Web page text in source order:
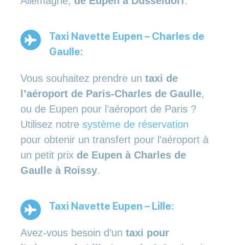
Taxi Navette Eupen – Charles de
Gaulle:
Vous souhaitez prendre un taxi de
l’aéroport de Paris-Charles de Gaulle,
ou de Eupen pour l’aéroport de Paris ?
Utilisez notre système de réservation
pour obtenir un transfert pour l’aéroport à
un petit prix de Eupen à Charles de
Gaulle à Roissy.
Taxi Navette Eupen – Lille:
Avez-vous besoin d’un taxi pour